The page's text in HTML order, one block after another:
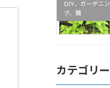
DIY、ガーデニン
グ、猫
カテゴリー